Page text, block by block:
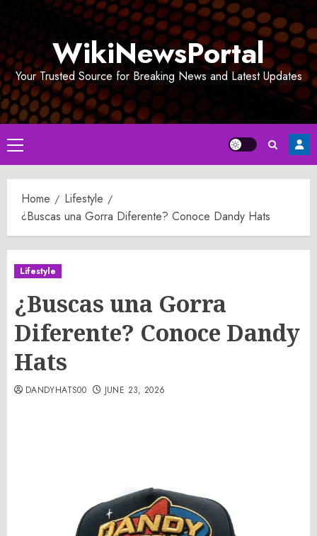
WikiNewsPortal
Your Trusted Source for Breaking News and Latest Updates
Primary
Menu
Home
Lifestyle
¿Buscas una Gorra Diferente? Conoce Dandy Hats
Lifestyle
¿Buscas una Gorra
Diferente? Conoce Dandy
Hats
DANDYHATS00 JUNE 23, 2026